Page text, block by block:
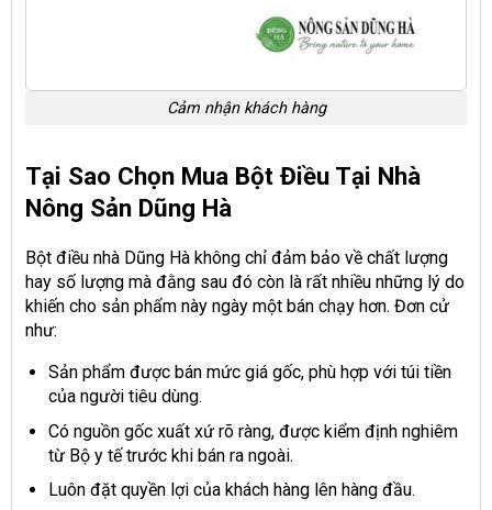
Cảm nhận khách hàng
Tại Sao Chọn Mua Bột Điều Tại Nhà
Nông Sản Dũng Hà
Bột điều nhà Dũng Hà không chỉ đảm bảo về chất lượng
hay số lượng mà đằng sau đó còn là rất nhiều những lý do
khiến cho sản phẩm này ngày một bán chạy hơn. Đơn cử
như:
Sản phẩm được bán mức giá gốc, phù hợp với túi tiền
của người tiêu dùng.
Có nguồn gốc xuất xứ rõ ràng, được kiểm định nghiêm
từ Bộ y tế trước khi bán ra ngoài.
Luôn đặt quyền lợi của khách hàng lên hàng đầu.